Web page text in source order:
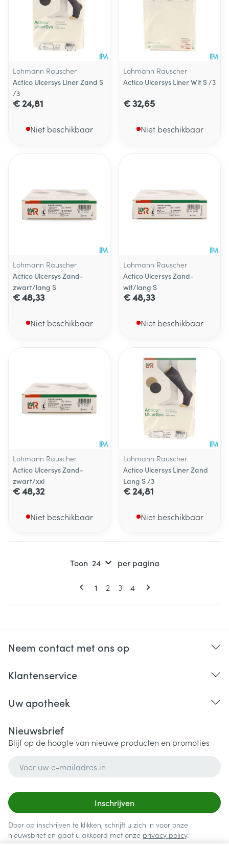
Lohmann Rauscher
Actico Ulcersys Liner Zand S
/3
€ 24,81
Niet beschikbaar
Lohmann Rauscher
Actico Ulcersys Liner Wit S /3
€ 32,65
Niet beschikbaar
Lohmann Rauscher
Actico Ulcersys Zand-
zwart/lang S
€ 48,33
Niet beschikbaar
Lohmann Rauscher
Actico Ulcersys Zand-
wit/lang S
€ 48,33
Niet beschikbaar
Lohmann Rauscher
Actico Ulcersys Zand-
zwart/xxl
€ 48,32
Niet beschikbaar
Lohmann Rauscher
Actico Ulcersys Liner Zand
Lang S /3
€ 24,81
Niet beschikbaar
Pagina's
U lees momenteel pagina
1 Pagina
2 Pagina
3 Pagina
4
Toon per pagina
Neem contact met ons op
Klantenservice
Uw apotheek
Nieuwsbrief
Blijf op de hoogte van nieuwe producten en promoties
Inschrijven
Door op inschrijven te klikken, schrijft u zich in voor onze
nieuwsbrief en gaat u akkoord met onze privacy policy.